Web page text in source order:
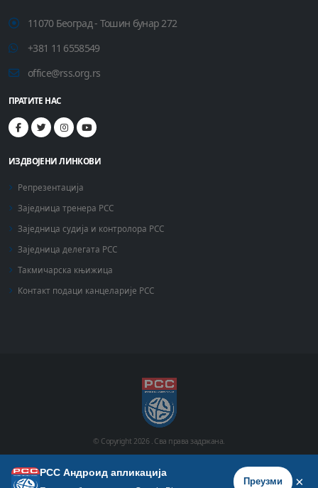
11070 Београд - Тошин бунар 272
+381 11 6558549
office@rss.org.rs
ПРАТИТЕ НАС
ИЗДВОЈЕНИ ЛИНКОВИ
Репрезентација
Заједница тренера РСС
Заједница судија и контролора РСС
Заједница делегата РСС
Такмичарска књижица
Контакт подаци канцеларије РСС
© Copyright2026 . Сва права задржана.
Почетна Историја Фото галерија Видео галерија
РСС Андроид апликација
Преузми ×